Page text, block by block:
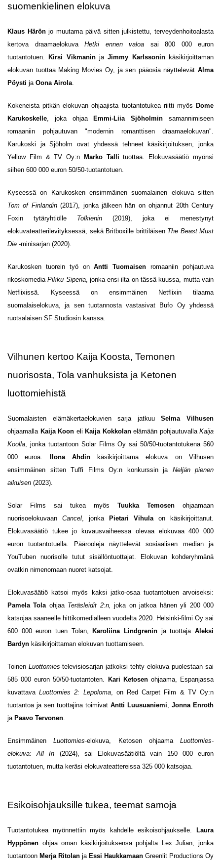
suomenkielinen elokuva
Klaus Härönjo muutama päivä sitten julkistettu, terveydenhoitoalasta
kertova draamaelokuva Hetki ennen valoa sai 800 000 euron
tuotantotuen.Kirsi VikmaninjaJimmy Karlssoninkäsikirjoittaman
elokuvan tuottaa Making Movies Oy, ja sen pääosia näyttelevät Alma
Pöysti ja Oona Airola
Kokeneista pitkän elokuvan ohjaajista tuotantotukea riitti myös Dome
Karukoskelle , joka ohjaaEmmi-Liia Sjöholmin samannimiseen
romaaniin pohjautuvan "modernin romanttisen draamaelokuvan".
Karukoski ja Sjöholm ovat yhdessä tehneet käsikirjoituksen, jonka
Yellow Film & TV Oy:n Marko Talli tuottaa. Elokuvasäätiö myönsi
siihen 600 000 euron 50/50-tuotantotuen.
Kyseessä on Karukosken ensimmäinen suomalainen elokuva sitten
Tom of Finlandin(2017), jonka jälkeen hän on ohjannut 20th Century
Foxin tytäryhtiölle Tolkienin (2019), joka ei menestynyt
elokuvateatterilevityksessä, sekä Britboxille brittiläisen The Beast Must
Die -minisarjan (2020).
Karukosken tuorein työ onAntti Tuomaisen romaaniin pohjautuva
rikoskomediaPikku Siperia, jonka ensi-ilta on tässä kuussa, mutta vain
Netflixissä. Kyseessä on ensimmäinen Netflixin tilaama
suomalaiselokuva, ja sen tuotannosta vastasivat Bufo Oy yhdessä
ruotsalaisen SF Studiosin kanssa.
Vilhunen kertoo Kaija Koosta, Temonen
nuorisosta, Tola vanhuksista ja Ketonen
luottomiehistä
Suomalaisten elämäkertaelokuvien sarja jatkuuSelma Vilhusen
ohjaamalla Kaija Koon eli Kaija Kokkolan elämään pohjautuvalla Kaija
Koolla , jonka tuotantoon Solar Films Oy sai 50/50-tuotantotukena 560
000 euroa. Ilona Ahdinkäsikirjoittama elokuva on Vilhusen
ensimmäinen sitten Tuffi Films Oy:n konkurssin ja Neljän pienen
aikuisen (2023).
Solar Films sai tukea myös Tuukka Temosen ohjaamaan
nuorisoelokuvaan Cancel , jonka Pietari Vihula on käsikirjoittanut.
Elokuvasäätiö tukee jo kuvausvaiheessa olevaa elokuvaa 400 000
euron tuotantotuella. Päärooleja näyttelevät sosiaalisen median ja
YouTuben nuorisolle tutut sisällöntuottajat. Elokuvan kohderyhmänä
ovatkin nimenomaan nuoret katsojat.
Elokuvasäätiö katsoi myös kaksi jatko-osaa tuotantotuen arvoiseksi:
Pamela Tola ohjaa Teräsleidit 2:n,
joka on jatkoa hänen yli 200 000
katsojaa saaneelle hittikomedialleen vuodelta 2020. Helsinki-filmi Oy sai
600 000 euron tuen Tolan,Karoliina Lindgrenin ja tuottajaAleksi
Bardyn käsikirjoittaman elokuvan tuottamiseen.
Toinen Luottomies-televisiosarjan jatkoksi tehty elokuva puolestaan sai
585 000 euron 50/50-tuotantoten. Kari Ketosenohjaama, Espanjassa
kuvattavaLuottomies 2: Lepoloma, on Red Carpet Film & TV Oy:n
tuotantoa ja sen tuottajina toimivat Antti Luusuaniemi
Jonna Enroth
ja Paavo Tervonen
EnsimmäinenLuottomies-elokuva, Ketosen ohjaama Luottomies-
elokuva: All In (2024), sai Elokuvasäätiöltä vain 150 000 euron
tuotantotuen, mutta keräsi elokuvateattereissa 325 000 katsojaa.
Esikoisohjauksille tukea, teemat samoja
Tuotantotukea myönnettiin myös kahdelle esikoisohjaukselle. Laura
Hyppönen ohjaa oman käsikirjoituksensa pohjalta Lex Julian, jonka
tuotantoon Merja Ritolan ja Essi Haukkamaan Greenlit Productions Oy